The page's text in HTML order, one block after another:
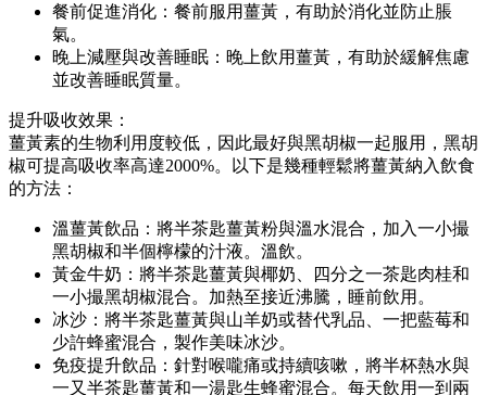
餐前促進消化：餐前服用薑黃，有助於消化並防止脹
氣。
晚上減壓與改善睡眠：晚上飲用薑黃，有助於緩解焦慮
並改善睡眠質量。
提升吸收效果：
薑黃素的生物利用度較低，因此最好與黑胡椒一起服用，黑胡
椒可提高吸收率高達2000%。以下是幾種輕鬆將薑黃納入飲食
的方法：
溫薑黃飲品：將半茶匙薑黃粉與溫水混合，加入一小撮
黑胡椒和半個檸檬的汁液。溫飲。
黃金牛奶：將半茶匙薑黃與椰奶、四分之一茶匙肉桂和
一小撮黑胡椒混合。加熱至接近沸騰，睡前飲用。
冰沙：將半茶匙薑黃與山羊奶或替代乳品、一把藍莓和
少許蜂蜜混合，製作美味冰沙。
免疫提升飲品：針對喉嚨痛或持續咳嗽，將半杯熱水與
一又半茶匙薑黃和一湯匙生蜂蜜混合。每天飲用一到兩